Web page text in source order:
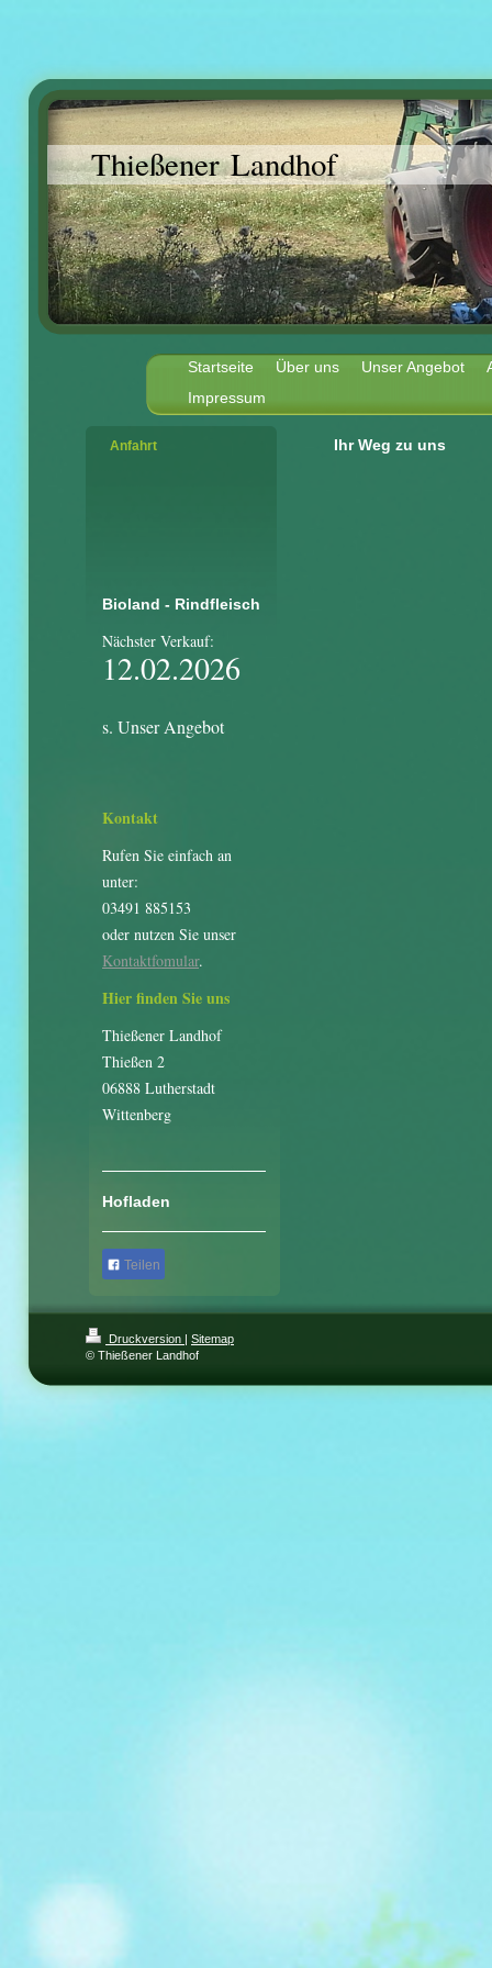
Thießener Landhof
Startseite Über uns Unser Angebot
Impressum
Ihr Weg zu uns
Anfahrt
Bioland - Rindfleisch
Nächster Verkauf:
12.02.2026
s. Unser Angebot
Kontakt
Rufen Sie einfach an
unter:
03491 885153
oder nutzen Sie unser
Kontaktfomular.
Hier finden Sie uns
Thießener Landhof
Thießen 2
06888 Lutherstadt
Wittenberg
Hofladen
Teilen
Druckversion | Sitemap
© Thießener Landhof